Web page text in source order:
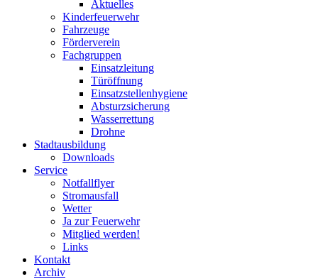
Aktuelles
Kinderfeuerwehr
Fahrzeuge
Förderverein
Fachgruppen
Einsatzleitung
Türöffnung
Einsatzstellenhygiene
Absturzsicherung
Wasserrettung
Drohne
Stadtausbildung
Downloads
Service
Notfallflyer
Stromausfall
Wetter
Ja zur Feuerwehr
Mitglied werden!
Links
Kontakt
Archiv